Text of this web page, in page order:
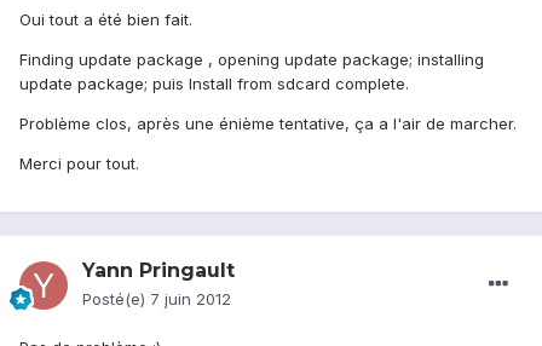
Oui tout a été bien fait.
Finding update package , opening update package; installing
update package; puis Install from sdcard complete.
Problème clos, après une énième tentative, ça a l'air de marcher.
Merci pour tout.
Yann Pringault
Posté(e) 7 juin 2012